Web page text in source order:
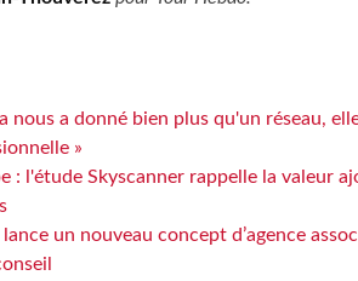
nous a donné bien plus qu'un réseau,
»
: l'étude Skyscanner rappelle la valeur
un nouveau concept d’agence